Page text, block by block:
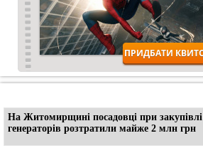
На Житомирщині посадовці при закупівлі
генераторів розтратили майже 2 млн грн